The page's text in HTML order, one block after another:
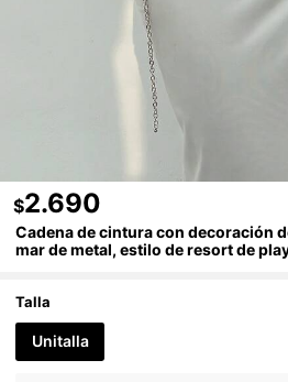
$2.690
Cadena de cintura con decoración
mar de metal, estilo de resort de
Talla
Unitalla